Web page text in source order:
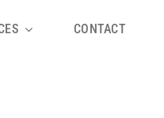
CONTACT